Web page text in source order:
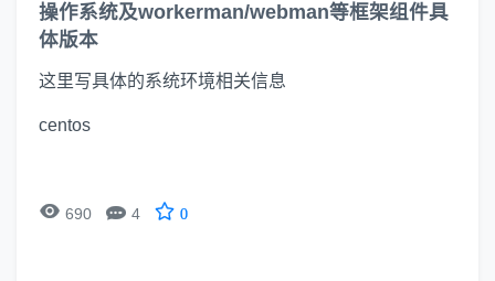
操作系统及workerman/webman等框架组件具
体版本
这里写具体的系统环境相关信息
centos
 690  4 0